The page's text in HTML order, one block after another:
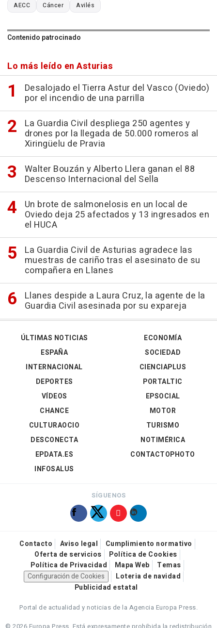
AECC Cáncer Avilés
Contenido patrocinado
Lo más leído en Asturias
Desalojado el Tierra Astur del Vasco (Oviedo)
por el incendio de una parrilla
La Guardia Civil despliega 250 agentes y
drones por la llegada de 50.000 romeros al
Xiringüelu de Pravia
Walter Bouzán y Alberto Llera ganan el 88
Descenso Internacional del Sella
Un brote de salmonelosis en un local de
Oviedo deja 25 afectados y 13 ingresados en
el HUCA
La Guardia Civil de Asturias agradece las
muestras de cariño tras el asesinato de su
compañera en Llanes
Llanes despide a Laura Cruz, la agente de la
Guardia Civil asesinada por su expareja
ÚLTIMAS NOTICIAS
ESPAÑA
INTERNACIONAL
DEPORTES
VÍDEOS
ECONOMÍA
SOCIEDAD
CIENCIAPLUS
PORTALTIC
EPSOCIAL
CHANCE
CULTURAOCIO
DESCONECTA
EPDATA.ES
INFOSALUS
MOTOR
TURISMO
NOTIMÉRICA
CONTACTOPHOTO
SÍGUENOS
Contacto Aviso legal
Cumplimiento normativo
Oferta de servicios
Política de Cookies
Política de Privacidad
Mapa Web
Temas
Configuración de Cookies
Loteria de navidad
Publicidad estatal
Portal de actualidad y noticias de la Agencia Europa Press.
© 2026 Europa Press. Está expresamente prohibida la redistribución